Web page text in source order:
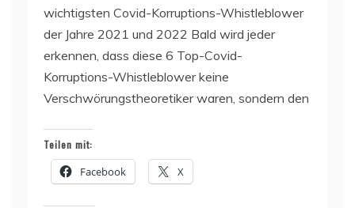
wichtigsten Covid-Korruptions-Whistleblower
der Jahre 2021 und 2022 Bald wird jeder
erkennen, dass diese 6 Top-Covid-
Korruptions-Whistleblower keine
Verschwörungstheoretiker waren, sondern den
Teilen mit:
Facebook X